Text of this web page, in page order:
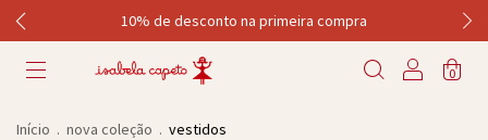
10% de desconto na primeira compra
0
Início . nova coleção . vestidos